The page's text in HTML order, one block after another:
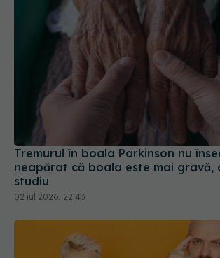
Tremurul în boala Parkinson nu
neapărat că boala este mai gravă,
studiu
02 iul 2026, 22:43